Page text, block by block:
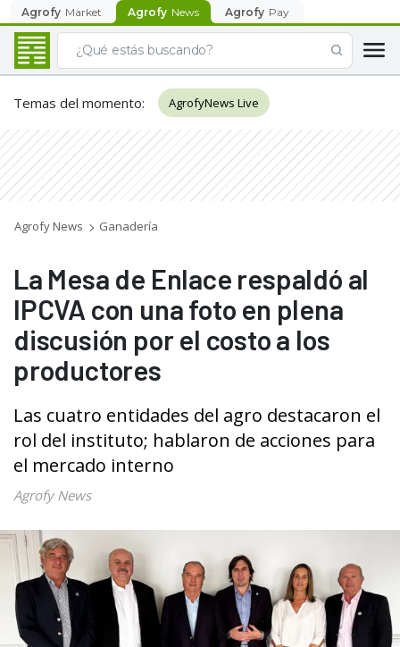
Agrofy Market Agrofy News Agrofy Pay
Temas del momento: AgrofyNews Live
Agrofy News Ganadería
La Mesa de Enlace respaldó al
IPCVA con una foto en plena
discusión por el costo a los
productores
Las cuatro entidades del agro destacaron el
rol del instituto; hablaron de acciones para
el mercado interno
Agrofy News